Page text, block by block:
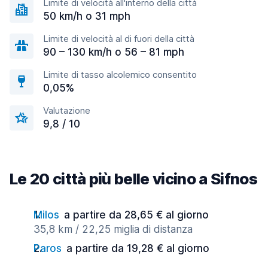
Limite di velocità all'interno della città
50 km/h o 31 mph
Limite di velocità al di fuori della città
90 – 130 km/h o 56 – 81 mph
Limite di tasso alcolemico consentito
0,05%
Valutazione
9,8 / 10
Le 20 città più belle vicino a Sifnos
Milos a partire da 28,65 € al giorno
35,8 km / 22,25 miglia di distanza
Paros a partire da 19,28 € al giorno